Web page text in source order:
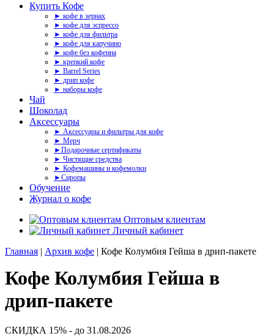
Купить Кофе
► кофе в зернах
► кофе для эспрессо
► кофе для фильтра
► кофе для капучино
► кофе без кофеина
► крепкий кофе
► Barrel Series
► дрип кофе
► наборы кофе
Чай
Шоколад
Аксессуары
► Аксессуары и фильтры для кофе
► Мерч
►Подарочные сертификаты
► Чистящие средства
► Кофемашины и кофемолки
►Сиропы
Обучение
Журнал о кофе
Оптовым клиентам
Личный кабинет
Главная | Архив кофе | Кофе Колумбия Гейша в дрип-пакете
Кофе Колумбия Гейша в
дрип-пакете
СКИДКА 15% - до 31.08.2026